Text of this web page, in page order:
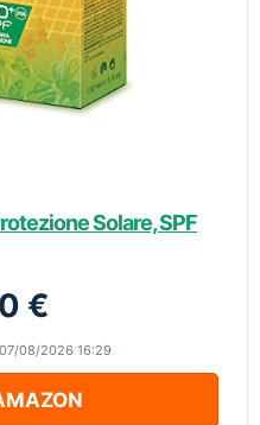
Solare, SPF
€
08/2026 16:29